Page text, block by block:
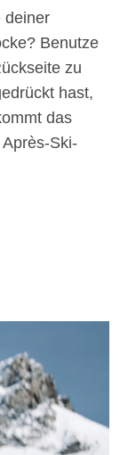
deiner
Benutze
zu
hast,
das
Ski-